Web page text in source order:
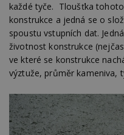
každé tyče. Tloušťka
konstrukce a jedná se o
spoustu vstupních dat.
životnost konstrukce
ve které se konstrukce
výztuže, průměr kameniva,